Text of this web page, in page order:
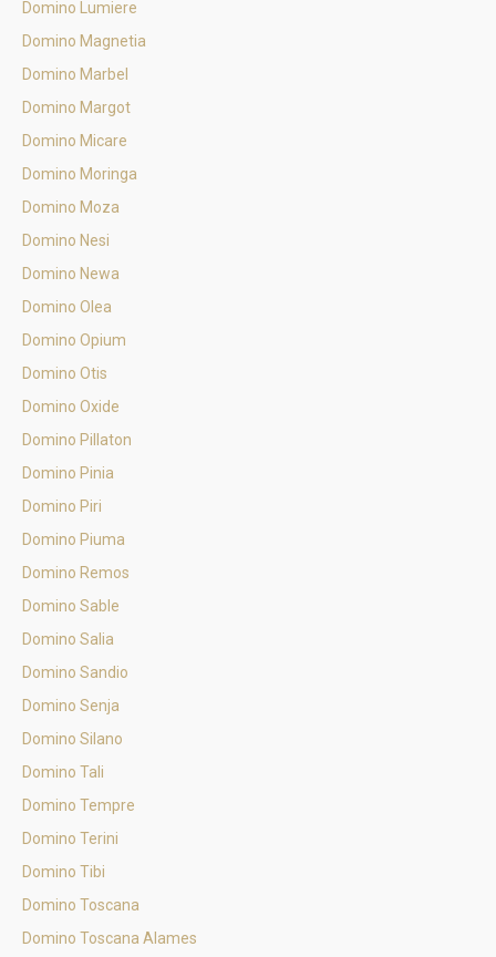
Domino Lumiere
Domino Magnetia
Domino Marbel
Domino Margot
Domino Micare
Domino Moringa
Domino Moza
Domino Nesi
Domino Newa
Domino Olea
Domino Opium
Domino Otis
Domino Oxide
Domino Pillaton
Domino Pinia
Domino Piri
Domino Piuma
Domino Remos
Domino Sable
Domino Salia
Domino Sandio
Domino Senja
Domino Silano
Domino Tali
Domino Tempre
Domino Terini
Domino Tibi
Domino Toscana
Domino Toscana Alames